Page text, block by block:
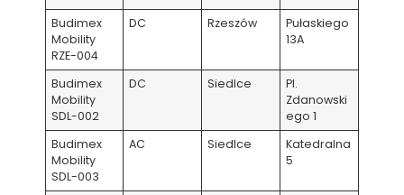
Budimex
Mobility
RZE-004
DC Rzeszów
Pułaskiego
13A
Budimex
Mobility
SDL-002
DC Siedlce
Pl.
Zdanowski
ego 1
Budimex
Mobility
SDL-003
AC Siedlce
Katedralna
5